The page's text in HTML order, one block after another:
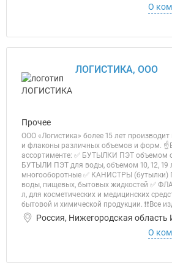
О
ЛОГИСТИКА, ООО
Прочее
ООО «Логистика» более 15 лет
и флаконы различных объемов и форм.
ассортименте: ✅ БУТЫЛКИ ПЭТ объемом
БУТЫЛИ ПЭТ для воды, объемом 10, 12, 19
многооборотные ✅ КАНИСТРЫ (бутылки)
воды, пищевых, бытовых жидкостей ✅
л, для косметических и медицинских
бытовой и химической продукции. ❗❗Все
Россия, Нижегородская
О